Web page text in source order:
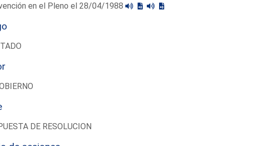
en el Pleno el 28/04/1988
DE RESOLUCION